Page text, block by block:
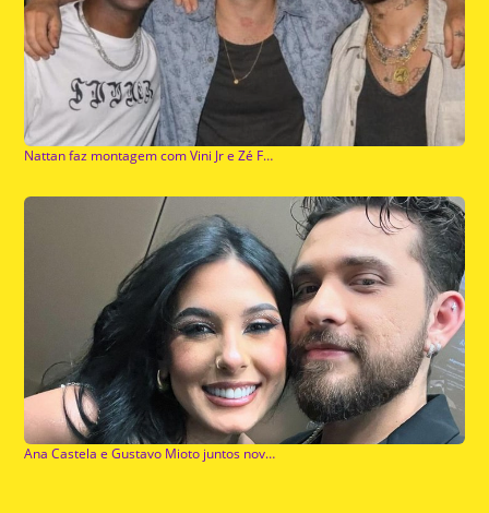
Nattan faz montagem com Vini Jr e Zé Felipe após gafe
Ana Castela e Gustavo Mioto juntos novamente?